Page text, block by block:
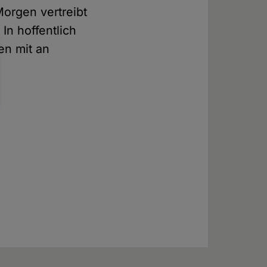
vertreibt
In hoffentlich
mit an